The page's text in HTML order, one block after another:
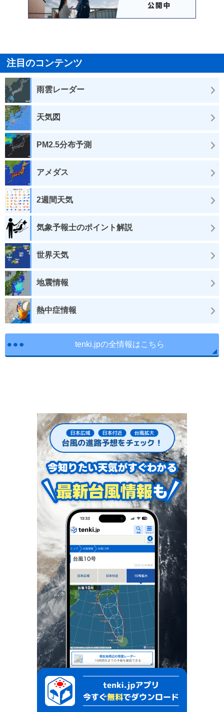
注目のコンテンツ
雨雲レーダー
天気図
PM2.5分布予測
アメダス
2週間天気
気象予報士のポイント解説
世界天気
地震情報
熱中症情報
tenki.jpの全情報はこちら